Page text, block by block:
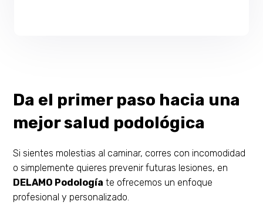
Da el primer paso hacia una
mejor salud podológica
Si sientes molestias al caminar, corres con incomodidad
o simplemente quieres prevenir futuras lesiones, en
DELAMO Podología te ofrecemos un enfoque
profesional y personalizado.